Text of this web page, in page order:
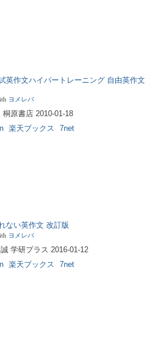
英作文ハイパートレーニング 自由英作文
ヨメレバ
桐原書店 2010-01-18
楽天ブックス 7net
ない英作文 改訂版
ヨメレバ
学研プラス 2016-01-12
楽天ブックス 7net